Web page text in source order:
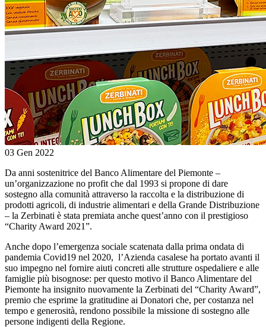
03 Gen 2022
Da anni sostenitrice del Banco Alimentare del Piemonte –
un’organizzazione no profit che dal 1993 si propone di dare
sostegno alla comunità attraverso la raccolta e la distribuzione di
prodotti agricoli, di industrie alimentari e della Grande Distribuzione
– la Zerbinati è stata premiata anche quest’anno con il prestigioso
“Charity Award 2021”.
Anche dopo l’emergenza sociale scatenata dalla prima ondata di
pandemia Covid19 nel 2020, l’Azienda casalese ha portato avanti il
suo impegno nel fornire aiuti concreti alle strutture ospedaliere e alle
famiglie più bisognose: per questo motivo il Banco Alimentare del
Piemonte ha insignito nuovamente la Zerbinati del “Charity Award”,
premio che esprime la gratitudine ai Donatori che, per costanza nel
tempo e generosità, rendono possibile la missione di sostegno alle
persone indigenti della Regione.